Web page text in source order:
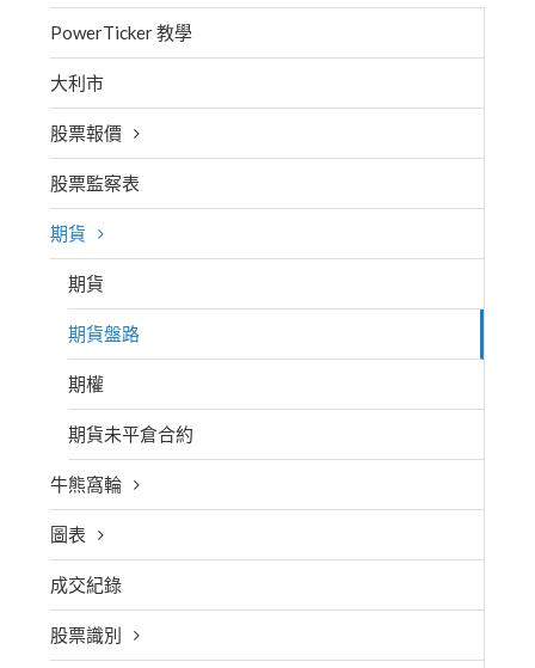
PowerTicker 教學
大利市
股票報價
股票監察表
期貨
期貨
期貨盤路
期權
期貨未平倉合約
牛熊窩輪
圖表
成交紀錄
股票識別